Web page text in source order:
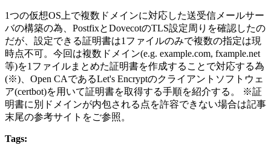
1つの仮想OS上で複数ドメインに対応した送受信メールサー
バの構築の為、PostfixとDovecotのTLS設定周りを確認したの
だが、設定できる証明書は1ファイルのみで複数の指定は現
時点不可。今回は複数ドメイン(e.g. example.com, fxample.net
等)を1ファイルまとめた証明書を作成することで対応する為
(※)、Open CAであるLet's Encryptのクライアントソフトウェ
ア(certbot)を用いて証明書を取得する手順を紹介する。 ※証
明書に別ドメインが内包される点を許容できない場合は記事
末尾の参考サイトをご参照。
Tags: